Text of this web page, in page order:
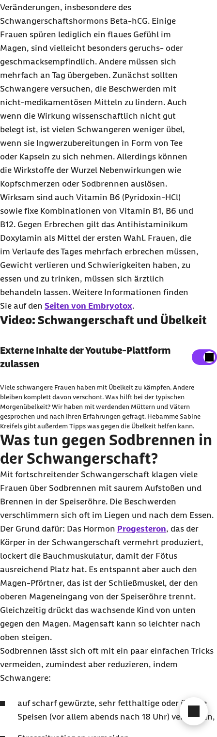
Veränderungen, insbesondere des
Schwangerschaftshormons Beta-hCG. Einige
Frauen spüren lediglich ein flaues Gefühl im
Magen, sind vielleicht besonders geruchs- oder
geschmacksempfindlich. Andere müssen sich
mehrfach an Tag übergeben. Zunächst sollten
Schwangere versuchen, die Beschwerden mit
nicht-medikamentösen Mitteln zu lindern. Auch
wenn die Wirkung wissenschaftlich nicht gut
belegt ist, ist vielen Schwangeren weniger übel,
wenn sie Ingwerzubereitungen in Form von Tee
oder Kapseln zu sich nehmen. Allerdings können
die Wirkstoffe der Wurzel Nebenwirkungen wie
Kopfschmerzen oder Sodbrennen auslösen.
Wirksam sind auch Vitamin B6 (Pyridoxin-HCl)
sowie fixe Kombinationen von Vitamin B1, B6 und
B12. Gegen Erbrechen gilt das Antihistaminikum
Doxylamin als Mittel der ersten Wahl. Frauen, die
im Verlaufe des Tages mehrfach erbrechen müssen,
Gewicht verlieren und Schwierigkeiten haben, zu
essen und zu trinken, müssen sich ärztlich
behandeln lassen. Weitere Informationen finden
Sie auf den Seiten von Embryotox.
Video: Schwangerschaft und Übelkeit
Externe Inhalte der Youtube-Plattform anzeigen
Sie können an dieser Stelle einstellen, alle externe
Ich bin damit einverstanden, dass personenbezogene
Daten an Drittplattform übermittelt werden. Mehr dazu
in unserer
Datenschutzerklärung .
Externe Inhalte der Youtube-Plattform
zulassen
Viele schwangere Frauen haben mit Übelkeit zu kämpfen. Andere
bleiben komplett davon verschont. Was hilft bei der typischen
Morgenübelkeit? Wir haben mit werdenden Müttern und Vätern
gesprochen und nach ihren Erfahrungen gefragt. Hebamme Sabine
Kreifels gibt außerdem Tipps was gegen die Übelkeit helfen kann.
Was tun gegen Sodbrennen in
der Schwangerschaft?
Mit fortschreitender Schwangerschaft klagen viele
Frauen über Sodbrennen mit saurem Aufstoßen und
Brennen in der Speiseröhre. Die Beschwerden
verschlimmern sich oft im Liegen und nach dem Essen.
Der Grund dafür: Das Hormon Progesteron, das der
Körper in der Schwangerschaft vermehrt produziert,
lockert die Bauchmuskulatur, damit der Fötus
ausreichend Platz hat. Es entspannt aber auch den
Magen-Pförtner, das ist der Schließmuskel, der den
oberen Mageneingang von der Speiseröhre trennt.
Gleichzeitig drückt das wachsende Kind von unten
gegen den Magen. Magensaft kann so leichter nach
oben steigen.
Sodbrennen lässt sich oft mit ein paar einfachen Tricks
vermeiden, zumindest aber reduzieren, indem
Schwangere:
auf scharf gewürzte, sehr fetthaltige oder üppige
Speisen (vor allem abends nach 18 Uhr) verzichten,